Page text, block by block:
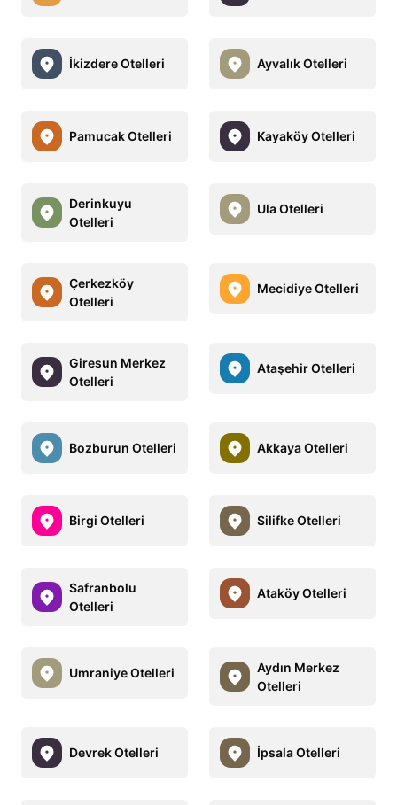
İkizdere Otelleri Ayvalık Otelleri
Pamucak Otelleri Kayaköy Otelleri
Derinkuyu
Otelleri
Ula Otelleri
Çerkezköy
Otelleri
Mecidiye Otelleri
Giresun Merkez
Otelleri
Ataşehir Otelleri
Bozburun Otelleri Akkaya Otelleri
Birgi Otelleri Silifke Otelleri
Safranbolu
Otelleri
Ataköy Otelleri
Umraniye Otelleri
Aydın Merkez
Otelleri
Devrek Otelleri İpsala Otelleri